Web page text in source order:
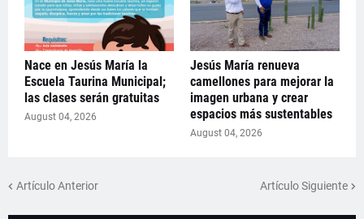
Nace en Jesús María la
Escuela Taurina Municipal;
las clases serán gratuitas
August 04, 2026
Jesús María renueva
camellones para mejorar la
imagen urbana y crear
espacios más sustentables
August 04, 2026
Artículo Anterior Artículo Siguiente